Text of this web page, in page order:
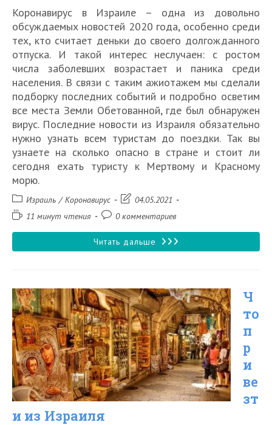
Коронавирус в Израиле – одна из довольно
обсуждаемых новостей 2020 года, особенно среди
тех, кто считает деньки до своего долгожданного
отпуска. И такой интерес неслучаен: с ростом
числа заболевших возрастает и паника среди
населения. В связи с таким ажиотажем мы сделали
подборку последних событий и подробно осветим
все места Земли Обетованной, где был обнаружен
вирус. Последние новости из Израиля обязательно
нужно узнать всем туристам до поездки. Так вы
узнаете на сколько опасно в стране и стоит ли
сегодня ехать туристу к Мертвому и Красному
морю.
Рубрика
записи:
Израиль / Коронавирус
Запись04.05.2021
Время11 минут чтения
Комментарии
записи:
0 комментариев
Читать дальше Есть
в
Израиле?
Стоит
ли
ехать
в
Ч
то
п
р
и
ве
зт
и из Израиля